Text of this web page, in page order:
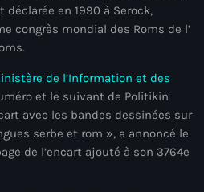
en 1990 à Serock,
congrès mondial des Roms de l’
de l’Information et des
et le suivant de Politikin
avec les bandes dessinées sur
serbe et rom », a annoncé le
de l’encart ajouté à son 3764e